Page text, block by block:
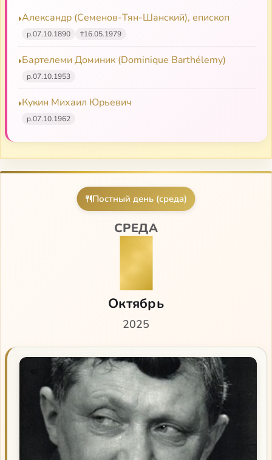
Александр (Семенов-Тян-Шанский), епископ
р.07.10.1890 †16.05.1979
Бартелеми Доминик (Dominique Barthélemy)
р.07.10.1953
Кукин Михаил Юрьевич
р.07.10.1962
Постный день (среда)
СРЕДА
8
Октябрь
2025